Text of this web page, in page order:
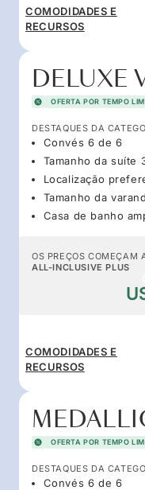
COMODIDADES E
RECURSOS
DELUXE
OFERTA POR TEMPO
DESTAQUES DA
Convés 6 de 6
Tamanho da suíte
Localização
Tamanho da
Casa de banho
OS PREÇOS COMEÇAM
ALL-INCLUSIVE PLUS
COMODIDADES E
RECURSOS
OFERTA POR TEMPO
DESTAQUES DA
Convés 6 de 6